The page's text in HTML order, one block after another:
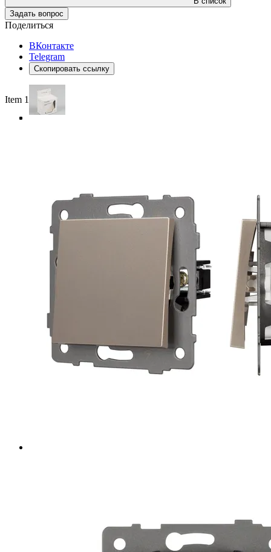
Задать вопрос
Поделиться
ВКонтакте
Telegram
Скопировать ссылку
Item 1 of 4